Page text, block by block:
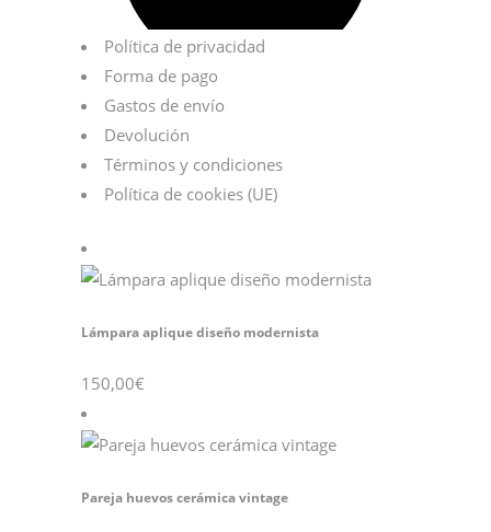
Política de privacidad
Forma de pago
Gastos de envío
Devolución
Términos y condiciones
Política de cookies (UE)
Lámpara aplique diseño modernista
150,00€
Pareja huevos cerámica vintage